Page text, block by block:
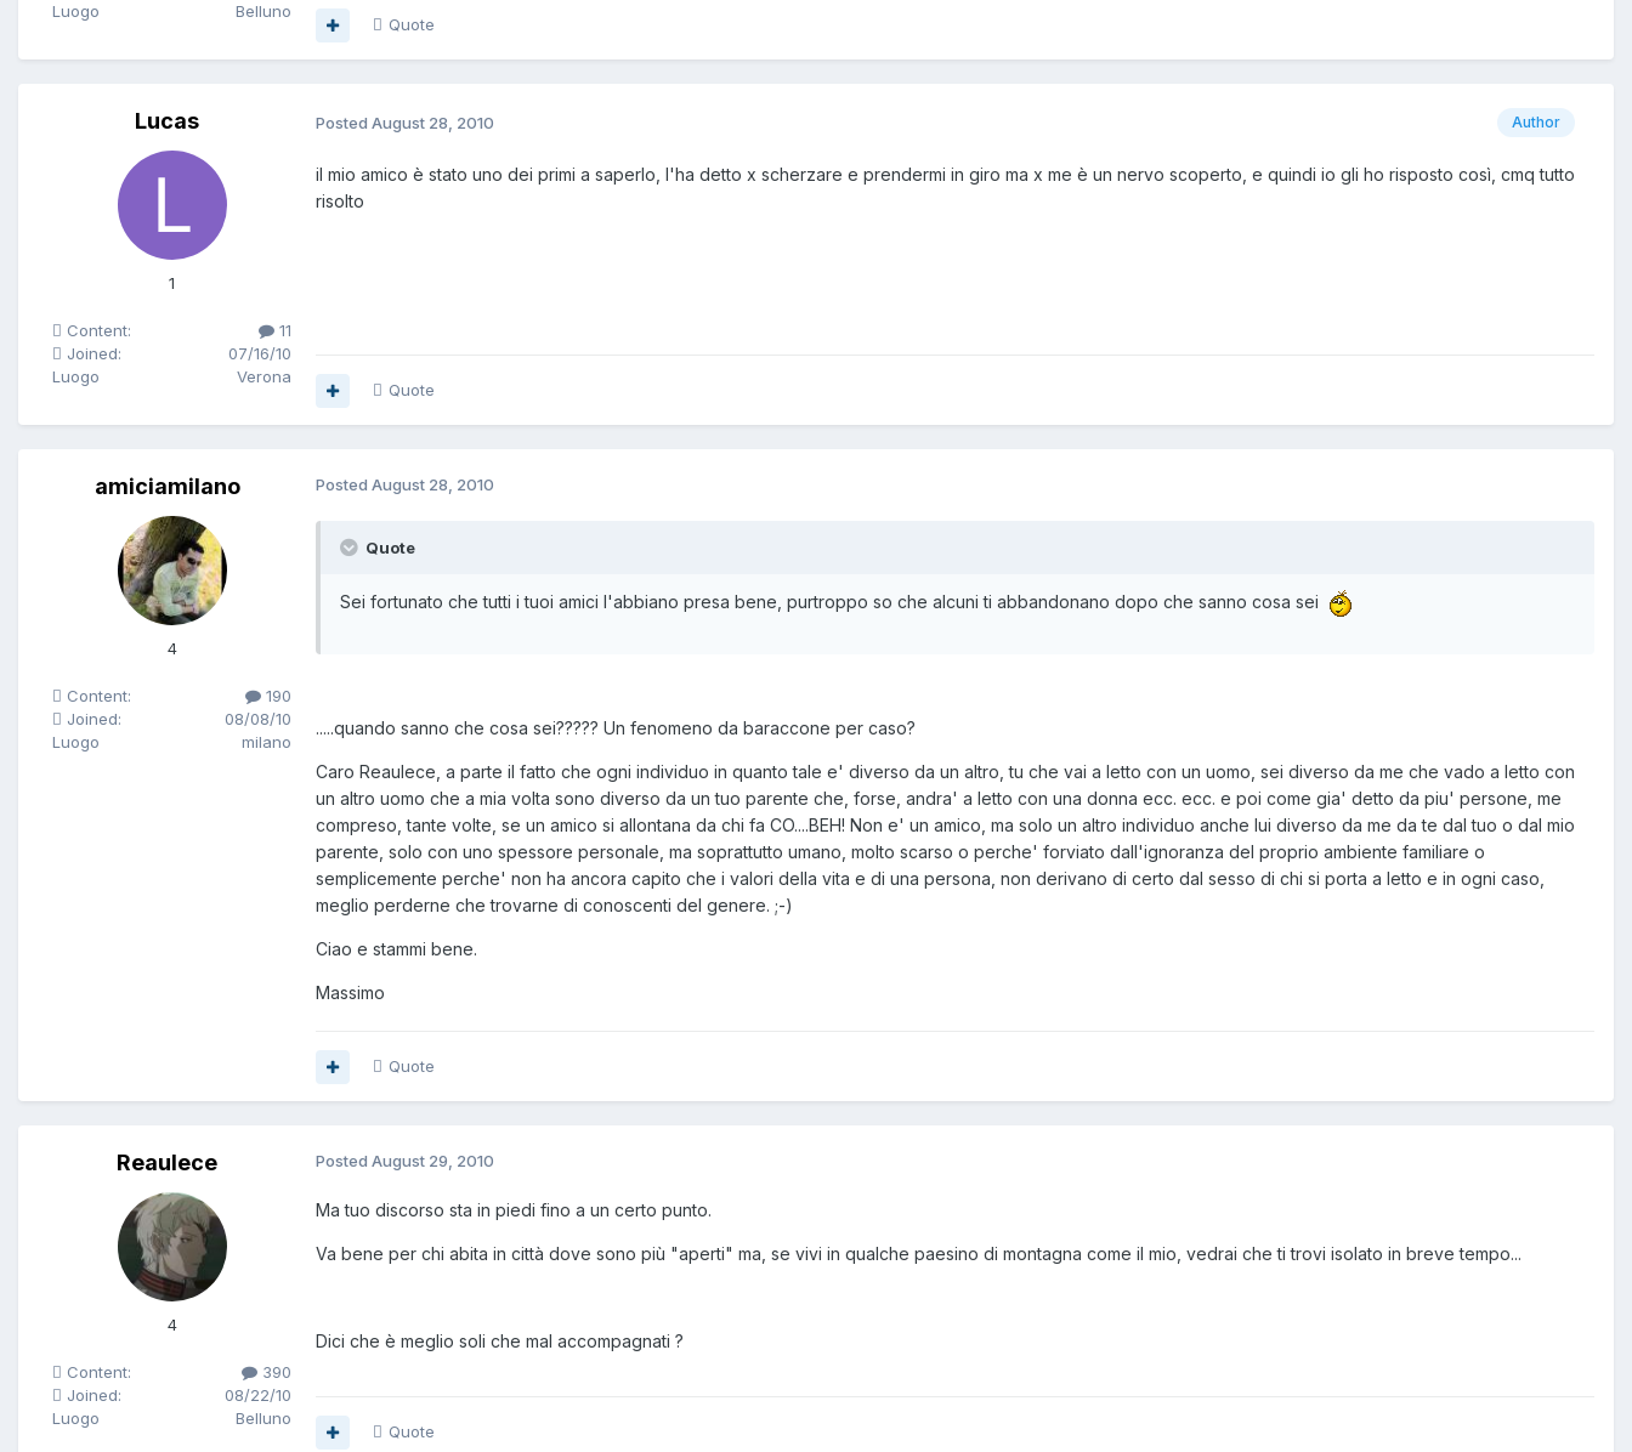
Luogo
Belluno
Quote
Lucas
1
Content:
11
Joined:
07/16/10
Luogo
Verona
Author
Posted August 28, 2010
il mio amico è stato uno dei primi a saperlo, l'ha detto x scherzare e prendermi in giro ma x me è un nervo scoperto, e quindi io gli ho risposto così, cmq tutto
risolto
Quote
amiciamilano
4
Content:
190
Joined:
08/08/10
Luogo
milano
Posted August 28, 2010
Quote
Sei fortunato che tutti i tuoi amici l'abbiano presa bene, purtroppo so che alcuni ti abbandonano dopo che sanno cosa sei
.....quando sanno che cosa sei????? Un fenomeno da baraccone per caso?
Caro Reaulece, a parte il fatto che ogni individuo in quanto tale e' diverso da un altro, tu che vai a letto con un uomo, sei diverso da me che vado a letto con
un altro uomo che a mia volta sono diverso da un tuo parente che, forse, andra' a letto con una donna ecc. ecc. e poi come gia' detto da piu' persone, me
compreso, tante volte, se un amico si allontana da chi fa CO....BEH! Non e' un amico, ma solo un altro individuo anche lui diverso da me da te dal tuo o dal mio
parente, solo con uno spessore personale, ma soprattutto umano, molto scarso o perche' forviato dall'ignoranza del proprio ambiente familiare o
semplicemente perche' non ha ancora capito che i valori della vita e di una persona, non derivano di certo dal sesso di chi si porta a letto e in ogni caso,
meglio perderne che trovarne di conoscenti del genere. ;-)
Ciao e stammi bene.
Massimo
Quote
Reaulece
4
Content:
390
Joined:
08/22/10
Luogo
Belluno
Posted August 29, 2010
Ma tuo discorso sta in piedi fino a un certo punto.
Va bene per chi abita in città dove sono più "aperti" ma, se vivi in qualche paesino di montagna come il mio, vedrai che ti trovi isolato in breve tempo...
Dici che è meglio soli che mal accompagnati ?
Quote